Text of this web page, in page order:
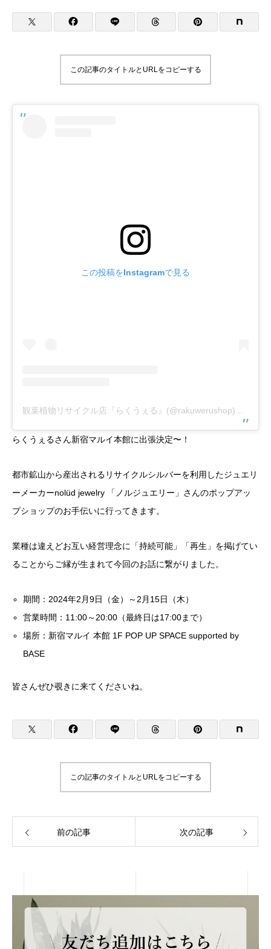
この記事のタイトルとURLをコピーする
この投稿をInstagramで見る
らくうぇるさん新宿マルイ本館に出張決定〜！
都市鉱山から産出されるリサイクルシルバーを利用したジュエリ
ーメーカーnolüd jewelry 「ノルジュエリー」さんのポップアッ
プショップのお手伝いに行ってきます。
業種は違えどお互い経営理念に「持続可能」「再生」を掲げてい
ることからご縁が生まれて今回のお話に繋がりました。
期間：2024年2月9日（金）～2月15日（木）
営業時間：11:00～20:00（最終日は17:00まで）
場所：新宿マルイ 本館 1F POP UP SPACE supported by
BASE
皆さんぜひ覗きに来てくださいね。
この記事のタイトルとURLをコピーする
前の記事 次の記事